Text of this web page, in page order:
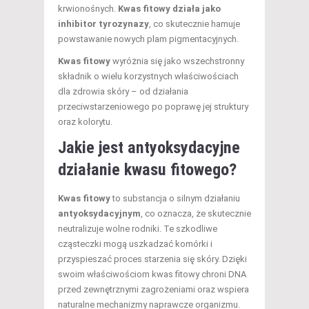
krwionośnych. Kwas fitowy działa jako
inhibitor tyrozynazy , co skutecznie hamuje
powstawanie nowych plam pigmentacyjnych.
Kwas fitowy wyróżnia się jako wszechstronny
składnik o wielu korzystnych właściwościach
dla zdrowia skóry – od działania
przeciwstarzeniowego po poprawę jej struktury
oraz kolorytu.
Jakie jest antyoksydacyjne
działanie kwasu fitowego?
Kwas fitowyto substancja o silnym działaniu
antyoksydacyjnym , co oznacza, że skutecznie
neutralizuje wolne rodniki. Te szkodliwe
cząsteczki mogą uszkadzać komórki i
przyspieszać proces starzenia się skóry. Dzięki
swoim właściwościom kwas fitowy chroni DNA
przed zewnętrznymi zagrożeniami oraz wspiera
naturalne mechanizmy naprawcze organizmu.